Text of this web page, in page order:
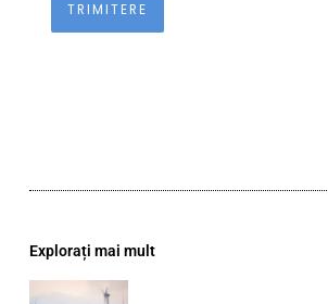
Explorați mai mult